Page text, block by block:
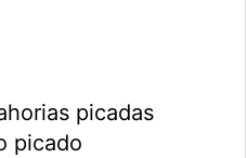
picadas
picado